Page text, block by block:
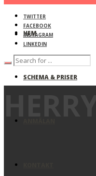
HEM
SCHEMA & PRISER
TWITTER
FACEBOOK
INSTAGRAM
LINKEDIN